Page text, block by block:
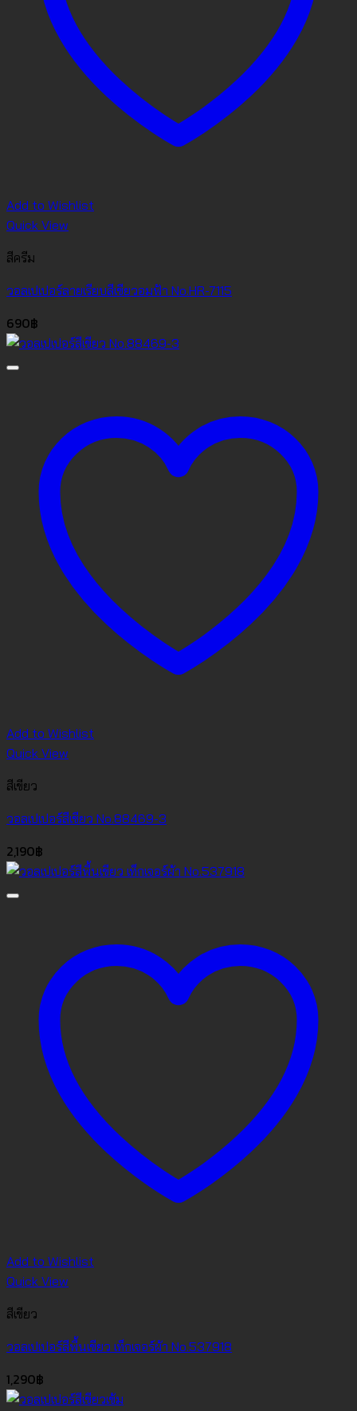
Add to Wishlist
Quick View
สีครีม
วอลเปเปอร์ลายเรียบสีเขียวอมฟ้า No.HR-7115
690฿
Add to Wishlist
Quick View
สีเขียว
วอลเปเปอร์สีเขียว No.88469-3
2,190฿
Add to Wishlist
Quick View
สีเขียว
วอลเปเปอร์สีพื้นเขียว เท็กเจอร์ผ้า No.537918
1,290฿